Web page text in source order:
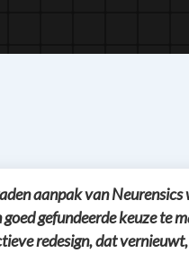
aanpak van Neurensics
gefundeerde keuze te
redesign, dat